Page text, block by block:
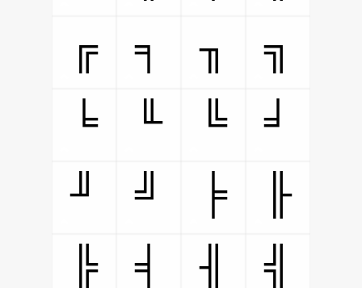
╔
╕ ╖
╗
╘
╙ ╚
╛
╜
╝ ╞
╟
╠
╡ ╢
╣